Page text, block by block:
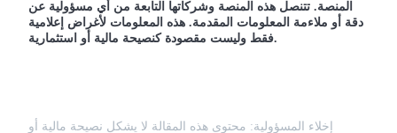
المنصة. تتنصل هذه المنصة وشركاتها التابعة من أي مسؤولية عن
دقة أو ملاءمة المعلومات المقدمة. هذه المعلومات لأغراض إعلامية
فقط وليست مقصودة كنصيحة مالية أو استثمارية.
إخلاء المسؤولية: محتوى هذه المقالة لا يشكل نصيحة مالية أو